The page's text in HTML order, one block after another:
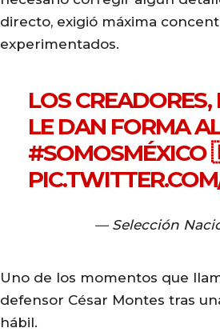
directo, exigió máxima
experimentados.
LOS
LE DAN FORMA
#SOMOSMÉXICO
— Selección
Uno de los momentos que
defensor César Montes tras
hábil.